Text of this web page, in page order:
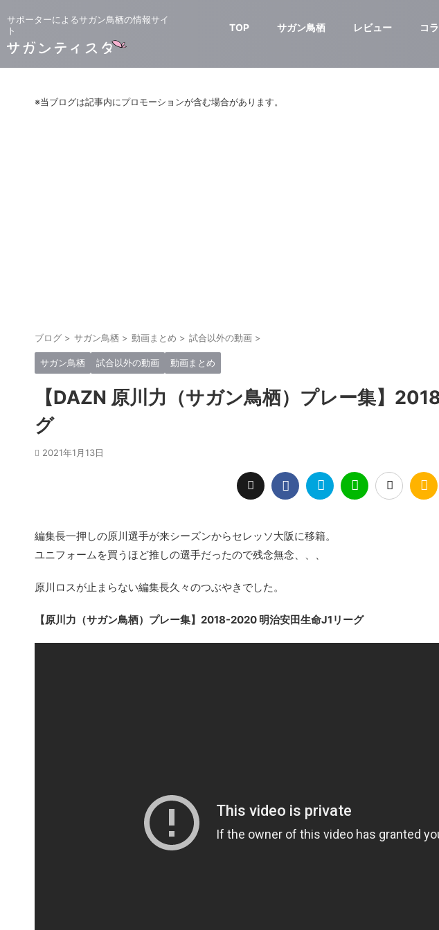
サポーターによるサガン鳥栖の情報サイ
ト
TOP サガン鳥栖 レビュー コ
※当ブログは記事内にプロモーションが含む場合があります。
ブログ > サガン鳥栖 > 動画まとめ > 試合以外の動画 >
サガン鳥栖 試合以外の動画 動画まとめ
【DAZN 原川力（サガン鳥栖）プレー集】
グ
2021年1月13日
編集長一押しの原川選手が来シーズンからセレッソ大阪に移籍。
ユニフォームを買うほど推しの選手だったので残念無念、、、
原川ロスが止まらない編集長久々のつぶやきでした。
【原川力（サガン鳥栖）プレー集】2018-2020 明治安田生命J1リーグ